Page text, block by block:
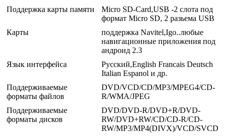
Поддержка карты памяти
Micro SD-Card,USB -2 слота под
формат Micro SD, 2 разьема USB
Карты
поддержка Navitel,Igo..любые
навигационные приложения под
андроид 2.3
Язык интерфейса
Русский,English Francais Deutsch
Italian Espanol и др.
Поддерживаемые
форматы файлов
DVD/VCD/CD/MP3/MPEG4/CD-
R/WMA/JPEG
Поддерживаемые
форматы дисков
DVD/DVD-R/DVD+R/DVD-
RW/DVD+RW/CD/CD-R/CD-
RW/MP3/MP4(DIVX)/VCD/SVCD